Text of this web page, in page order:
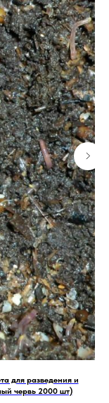
для разведения и
червь 2000 шт)